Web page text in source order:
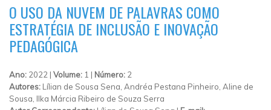
O USO DA NUVEM DE PALAVRAS COMO
ESTRATÉGIA DE INCLUSÃO E INOVAÇÃO
PEDAGÓGICA
Ano: 2022 | Volume: 1 | Número: 2
Autores: Lílian de Sousa Sena, Andréa Pestana Pinheiro, Aline de
Sousa, Ilka Márcia Ribeiro de Souza Serra